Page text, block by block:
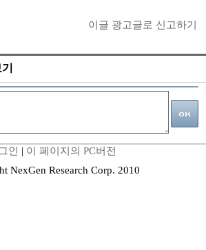
이글 광고글로 신고하기
인 | 이 페이지의 PC버전
NexGen Research Corp. 2010